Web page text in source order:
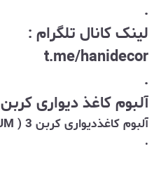
.
لینک کانال تلگرام :
t.me/hanidecor
.
آلبوم کاغذ دیواری کربن 3 ( TITANIUM )
آلبوم کاغذدیواری کربن 3 ( TITANIUM )
.